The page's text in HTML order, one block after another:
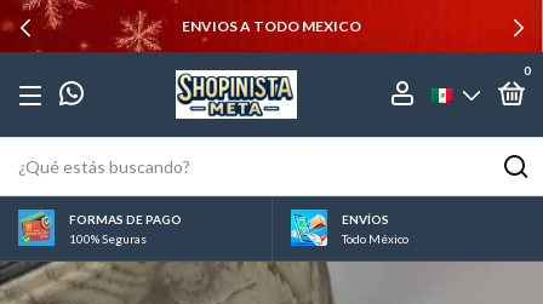
ENVIOS A TODO MEXICO
0
FORMAS DE PAGO
100% Seguras
ENVÍOS
Todo México